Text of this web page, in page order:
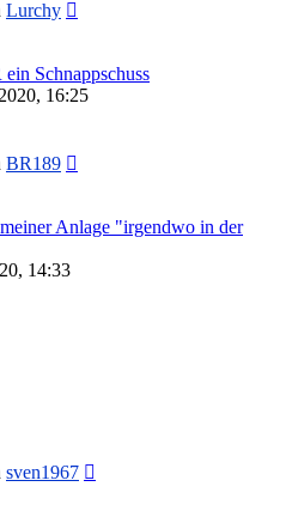
Lurchy
Schnappschuss
16:25
BR189
Anlage "irgendwo in der
14:33
sven1967